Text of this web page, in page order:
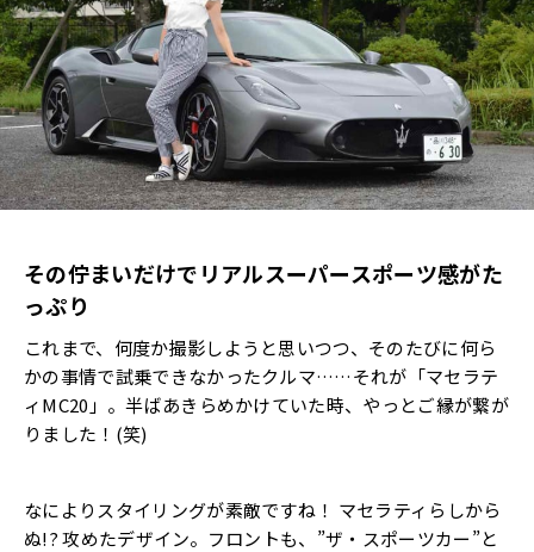
その佇まいだけでリアルスーパースポーツ感がた
っぷり
これまで、何度か撮影しようと思いつつ、そのたびに何ら
かの事情で試乗できなかったクルマ……それが「マセラテ
ィMC20」。半ばあきらめかけていた時、やっとご縁が繋が
りました！(笑)
なによりスタイリングが素敵ですね！ マセラティらしから
ぬ!? 攻めたデザイン。フロントも、”ザ・スポーツカー”と